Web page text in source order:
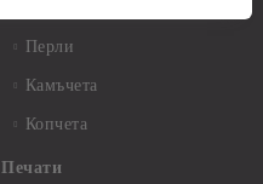
Перли
Камъчета
Копчета
Печати